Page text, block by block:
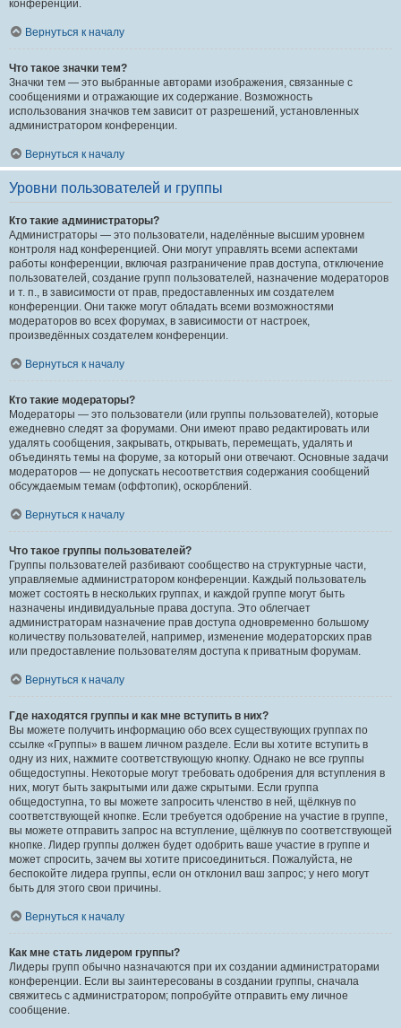
конференции.
Вернуться к началу
Что такое значки тем?
Значки тем — это выбранные авторами изображения, связанные с
сообщениями и отражающие их содержание. Возможность
использования значков тем зависит от разрешений, установленных
администратором конференции.
Вернуться к началу
Уровни пользователей и группы
Кто такие администраторы?
Администраторы — это пользователи, наделённые высшим уровнем
контроля над конференцией. Они могут управлять всеми аспектами
работы конференции, включая разграничение прав доступа, отключение
пользователей, создание групп пользователей, назначение модераторов
и т. п., в зависимости от прав, предоставленных им создателем
конференции. Они также могут обладать всеми возможностями
модераторов во всех форумах, в зависимости от настроек,
произведённых создателем конференции.
Вернуться к началу
Кто такие модераторы?
Модераторы — это пользователи (или группы пользователей), которые
ежедневно следят за форумами. Они имеют право редактировать или
удалять сообщения, закрывать, открывать, перемещать, удалять и
объединять темы на форуме, за который они отвечают. Основные задачи
модераторов — не допускать несоответствия содержания сообщений
обсуждаемым темам (оффтопик), оскорблений.
Вернуться к началу
Что такое группы пользователей?
Группы пользователей разбивают сообщество на структурные части,
управляемые администратором конференции. Каждый пользователь
может состоять в нескольких группах, и каждой группе могут быть
назначены индивидуальные права доступа. Это облегчает
администраторам назначение прав доступа одновременно большому
количеству пользователей, например, изменение модераторских прав
или предоставление пользователям доступа к приватным форумам.
Вернуться к началу
Где находятся группы и как мне вступить в них?
Вы можете получить информацию обо всех существующих группах по
ссылке «Группы» в вашем личном разделе. Если вы хотите вступить в
одну из них, нажмите соответствующую кнопку. Однако не все группы
общедоступны. Некоторые могут требовать одобрения для вступления в
них, могут быть закрытыми или даже скрытыми. Если группа
общедоступна, то вы можете запросить членство в ней, щёлкнув по
соответствующей кнопке. Если требуется одобрение на участие в группе,
вы можете отправить запрос на вступление, щёлкнув по соответствующей
кнопке. Лидер группы должен будет одобрить ваше участие в группе и
может спросить, зачем вы хотите присоединиться. Пожалуйста, не
беспокойте лидера группы, если он отклонил ваш запрос; у него могут
быть для этого свои причины.
Вернуться к началу
Как мне стать лидером группы?
Лидеры групп обычно назначаются при их создании администраторами
конференции. Если вы заинтересованы в создании группы, сначала
свяжитесь с администратором; попробуйте отправить ему личное
сообщение.